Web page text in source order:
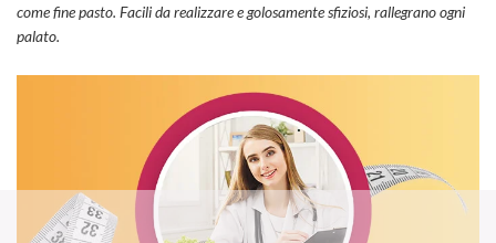
come fine pasto. Facili da realizzare e golosamente sfiziosi, rallegrano ogni
palato.